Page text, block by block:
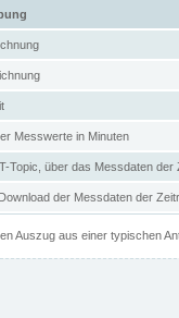
Messwerte in Minuten
Topic, über das Messdaten der
der Messdaten der
Auszug aus einer typischen